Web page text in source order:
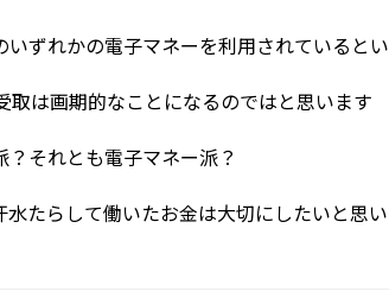
いずれかの電子マネーを利用されていると
取は画期的なことになるのではと思います
それとも電子マネー派？
水たらして働いたお金は大切にしたいと思